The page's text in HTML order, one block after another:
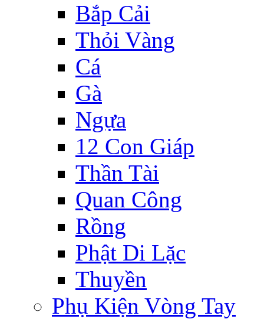
Bắp Cải
Thỏi Vàng
Cá
Gà
Ngựa
12 Con Giáp
Thần Tài
Quan Công
Rồng
Phật Di Lặc
Thuyền
Phụ Kiện Vòng Tay